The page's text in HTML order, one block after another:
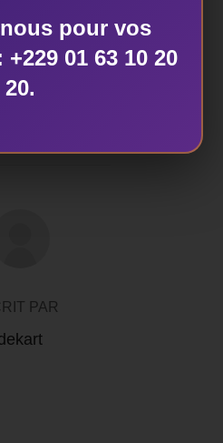
de sites qui
d’urbanisation.
PAR
pour vos
01 63 10 20
20.